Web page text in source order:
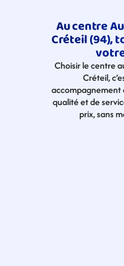
Au centre
Créteil (94),
Choisir le centre
Créteil,
accompagnement
qualité et de
prix, sans